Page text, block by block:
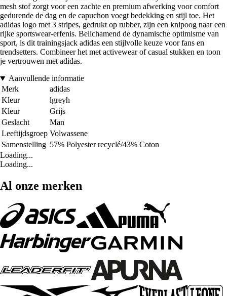
mesh stof zorgt voor een zachte en premium afwerking voor comfort
gedurende de dag en de capuchon voegt bedekking en stijl toe. Het
adidas logo met 3 stripes, gedrukt op rubber, zijn een knipoog naar een
rijke sportswear-erfenis. Belichamend de dynamische optimisme van
sport, is dit trainingsjack adidas een stijlvolle keuze voor fans en
trendsetters. Combineer het met activewear of casual stukken en toon
je vertrouwen met adidas.
Aanvullende informatie
Merk
adidas
Kleur
lgreyh
Kleur
Grijs
Geslacht
Man
Leeftijdsgroep Volwassene
Samenstelling 57% Polyester recyclé/43% Coton
Loading...
Loading...
Al onze merken